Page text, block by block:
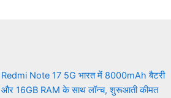
Redmi Note 17 5G भारत में 8000mAh बैटरी
और 16GB RAM के साथ लॉन्च, शुरूआती कीमत